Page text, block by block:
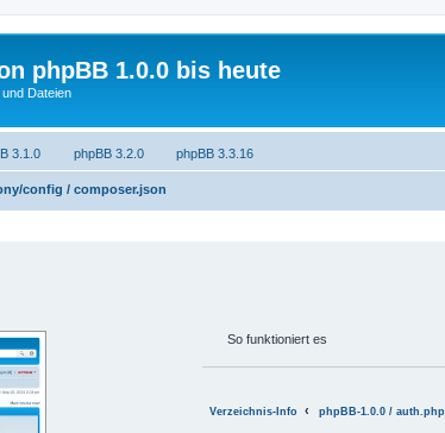
phpBB 1.0.0 bis heute
Dateien
3.1.0 phpBB 3.2.0 phpBB 3.3.16
config / composer.json
So funktioniert es
Verzeichnis-Info phpBB-1.0.0 / auth.php